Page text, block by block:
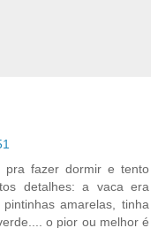
pra fazer dormir e tento
detalhes: a vaca era
amarelas, tinha
o pior ou melhor é